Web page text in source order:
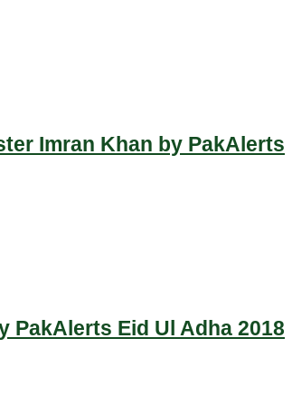
Imran Khan by PakAlerts
PakAlerts Eid Ul Adha 2018